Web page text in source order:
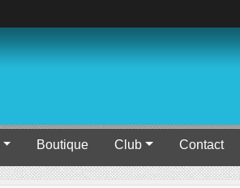
Boutique Club Contact